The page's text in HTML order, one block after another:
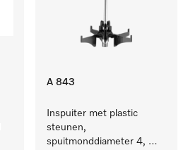
A 843
Inspuiter met plastic
steunen,
spuitmonddiameter 4,